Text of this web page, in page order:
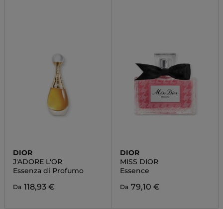
DIOR
J'ADORE L'OR
Essenza di Profumo
Da 118,93 €
DIOR
MISS DIOR
Essence
Da 79,10 €